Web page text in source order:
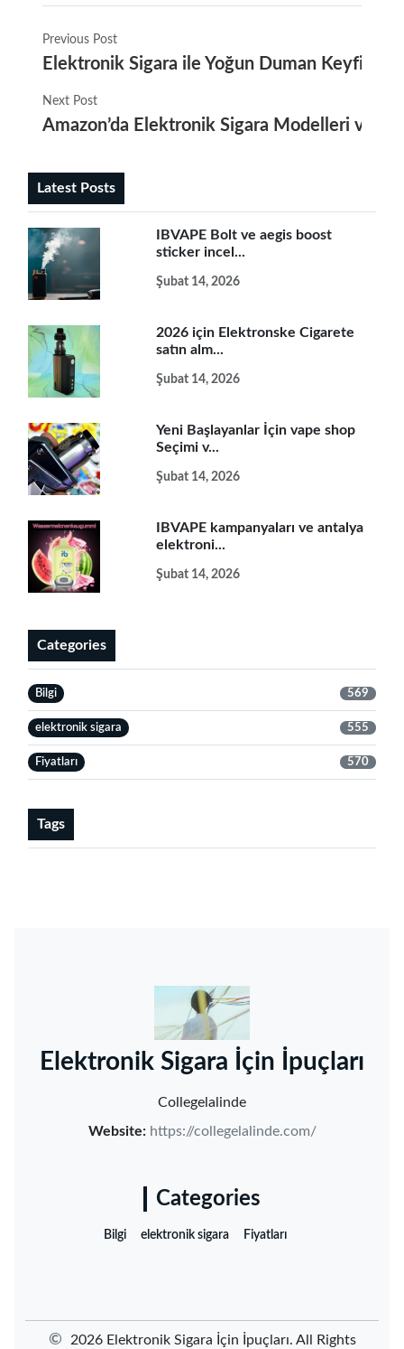
Previous Post
Elektronik Sigara ile Yoğun Duman Keyfi
Next Post
Amazon’da Elektronik Sigara Modelleri ve
Latest Posts
IBVAPE Bolt ve aegis boost
sticker incel...
Şubat 14, 2026
2026 için Elektronske Cigarete
satın alm...
Şubat 14, 2026
Yeni Başlayanlar İçin vape shop
Seçimi v...
Şubat 14, 2026
IBVAPE kampanyaları ve antalya
elektroni...
Şubat 14, 2026
Categories
Bilgi 569
elektronik sigara 555
Fiyatları 570
Tags
‌Elektronik Sigara İçin İpuçları‌
Collegelalinde
Website: https://collegelalinde.com/
Categories
Bilgi elektronik sigara Fiyatları
© 2026 ‌Elektronik Sigara İçin İpuçları‌. All Rights